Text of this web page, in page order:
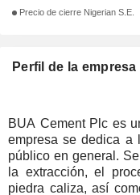
Perfil de la empresa
BUA Cement Plc es
empresa se dedica a
público en general.
la extracción, el
piedra caliza, así
Precio de cierre Nigerian S.E.